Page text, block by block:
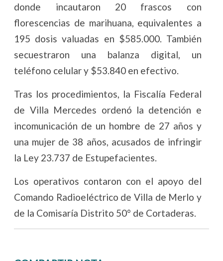
donde incautaron 20 frascos con
florescencias de marihuana, equivalentes a
195 dosis valuadas en $585.000. También
secuestraron una balanza digital, un
teléfono celular y $53.840 en efectivo.
Tras los procedimientos, la Fiscalía Federal
de Villa Mercedes ordenó la detención e
incomunicación de un hombre de 27 años y
una mujer de 38 años, acusados de infringir
la Ley 23.737 de Estupefacientes.
Los operativos contaron con el apoyo del
Comando Radioeléctrico de Villa de Merlo y
de la Comisaría Distrito 50° de Cortaderas.